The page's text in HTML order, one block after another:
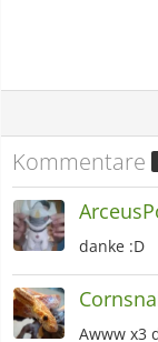
Kommentare
danke :D
Awww x3